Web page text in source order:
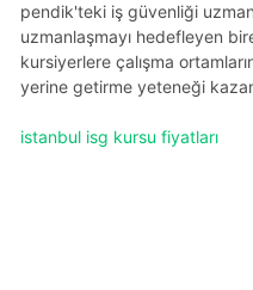
pendik'teki iş güvenliği
uzmanlaşmayı hedefleyen
kursiyerlere çalışma
yerine getirme yeteneği
i̇stanbul isg kursu fiyatları